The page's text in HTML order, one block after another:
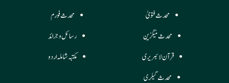
محدث فتویٰ
محدث فورم
محدث میگزین
رسائل وجرائد
قرآن لائبریری
مکتبہ شاملہ اردو
محدث گیلری